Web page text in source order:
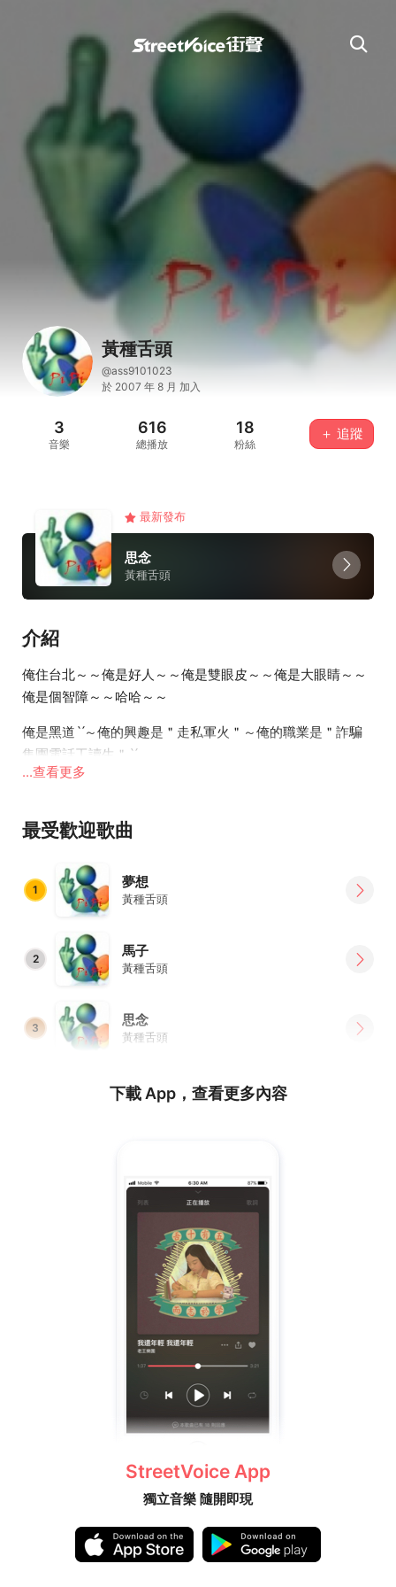
黃種舌頭
@ass9101023
於 2007 年 8 月 加入
3
音樂
616
總播放
18
粉絲
＋ 追蹤
最新發布
思念
黃種舌頭
介紹
俺住台北～～俺是好人～～俺是雙眼皮～～俺是大眼睛～～
俺是個智障～～哈哈～～
俺是黑道ˋˊ～俺的興趣是＂走私軍火＂～俺的職業是＂詐騙
集團電話工讀生＂ˋˊ
...查看更多
最受歡迎歌曲
1 夢想
黃種舌頭
2 馬子
黃種舌頭
3 思念
黃種舌頭
下載 App，查看更多內容
StreetVoice App
獨立音樂 隨開即現